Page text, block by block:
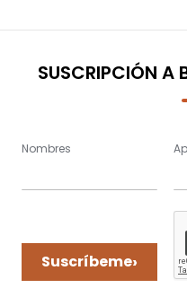
SUSCRIPCIÓN A
Nombres
Suscríbeme›